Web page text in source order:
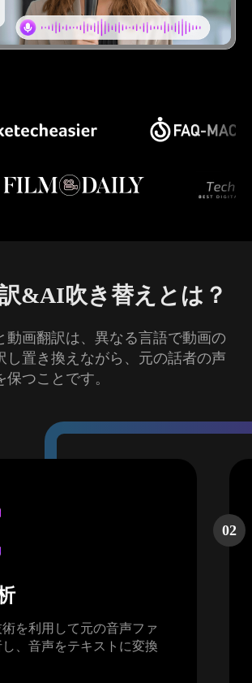
&AI吹き替えとは？
動画翻訳は、異なる言語で動画の
し置き換えながら、元の話者の声
つことです。
を利用して元の音声ファ
、音声をテキストに変換
02